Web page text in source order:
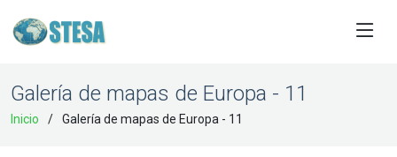
Galería de mapas de Europa - 11
Inicio Galería de mapas de Europa - 11